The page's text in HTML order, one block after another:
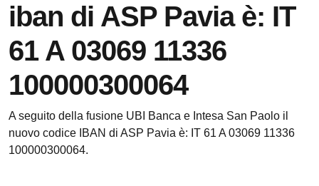
iban di ASP Pavia è: IT
61 A 03069 11336
100000300064
Dettagli della notizia
A seguito della fusione UBI Banca e Intesa San Paolo il
nuovo codice IBAN di ASP Pavia è: IT 61 A 03069 11336
100000300064.